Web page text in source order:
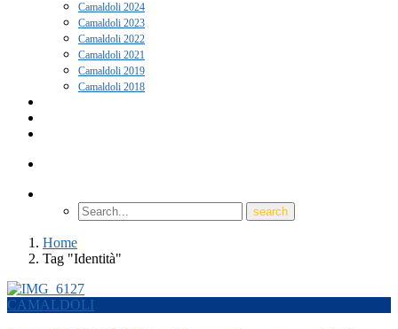
Camaldoli 2024
Camaldoli 2023
Camaldoli 2022
Camaldoli 2021
Camaldoli 2019
Camaldoli 2018
Home
Tag "Identità"
CAMALDOLI